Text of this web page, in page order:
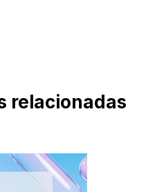
relacionadas